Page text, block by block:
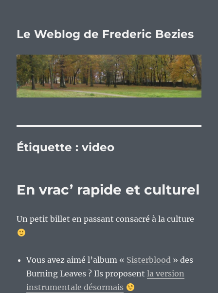
Le Weblog de Frederic Bezies
Étiquette :video
En vrac’ rapide et culturel
Un petit billet en passant consacré à la culture
Vous avez aimé l’album « Sisterblood » des
Burning Leaves ? Ils proposentla version
instrumentale désormais